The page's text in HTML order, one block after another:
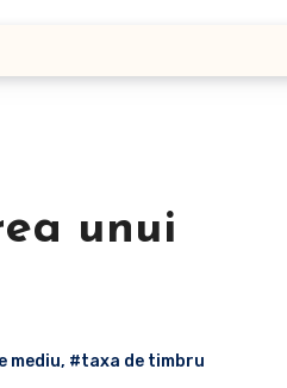
unui
mediu, #taxa de timbru